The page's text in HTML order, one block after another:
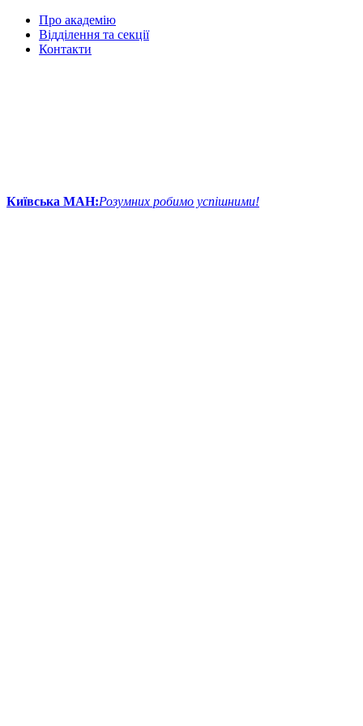
Про академію
Відділення та секції
Контакти
Київська МАН:Розумних робимо успішними!